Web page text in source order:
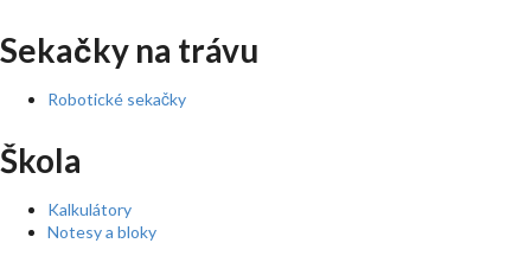
Sekačky na trávu
Robotické sekačky
Škola
Kalkulátory
Notesy a bloky